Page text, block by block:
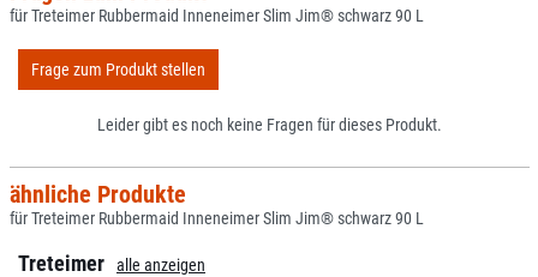
für Treteimer Rubbermaid Inneneimer Slim Jim® schwarz 90 L
Frage zum Produkt stellen
Leider gibt es noch keine Fragen für dieses Produkt.
ähnliche Produkte
für Treteimer Rubbermaid Inneneimer Slim Jim® schwarz 90 L
Treteimer alle anzeigen